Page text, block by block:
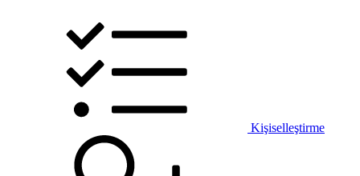
Kişiselleştirme